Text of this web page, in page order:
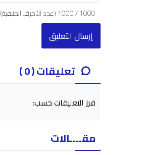
1000
/
1000(عدد الأحرف المتبقية)
تعليقات ( 0 )
فرز التعليقات حسب:
مقــــالات